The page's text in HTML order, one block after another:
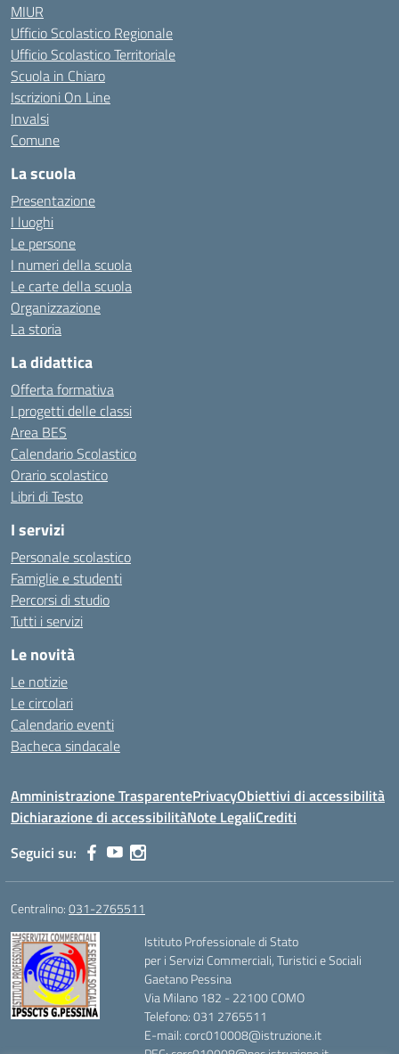
MIUR
Ufficio Scolastico Regionale
Ufficio Scolastico Territoriale
Scuola in Chiaro
Iscrizioni On Line
Invalsi
Comune
La scuola
Presentazione
I luoghi
Le persone
I numeri della scuola
Le carte della scuola
Organizzazione
La storia
La didattica
Offerta formativa
I progetti delle classi
Area BES
Calendario Scolastico
Orario scolastico
Libri di Testo
I servizi
Personale scolastico
Famiglie e studenti
Percorsi di studio
Tutti i servizi
Le novità
Le notizie
Le circolari
Calendario eventi
Bacheca sindacale
Amministrazione TrasparentePrivacyObiettivi di accessibilità
Dichiarazione di accessibilitàNote LegaliCrediti
Seguici su:
Centralino:031-2765511
Istituto Professionale di Stato
per i Servizi Commerciali, Turistici e Sociali
Gaetano Pessina
Via Milano 182 - 22100 COMO
Telefono: 031 2765511
E-mail: corc010008@istruzione.it